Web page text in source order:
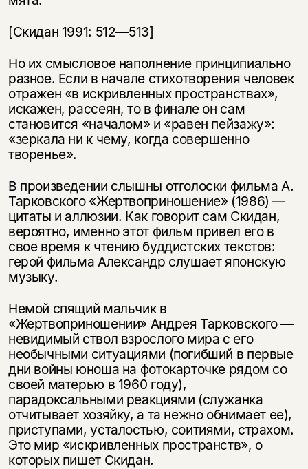
[Скидан 1991: 512—513]
Но их смысловое наполнение принципиально
разное. Если в начале стихотворения человек
отражен «в искривленных пространствах»,
искажен, рассеян, то в финале он сам
становится «началом» и «равен пейзажу»:
«зеркала ни к чему, когда совершенно
творенье».
В произведении слышны отголоски фильма А.
Тарковского «Жертвоприношение» (1986) —
цитаты и аллюзии. Как говорит сам Скидан,
вероятно, именно этот фильм привел его в
свое время к чтению буддистских текстов:
герой фильма Александр слушает японскую
музыку.
Немой спящий мальчик в
«Жертвоприношении» Андрея Тарковского —
невидимый ствол взрослого мира с его
необычными ситуациями (погибший в первые
дни войны юноша на фотокарточке рядом со
своей матерью в 1960 году),
парадоксальными реакциями (служанка
отчитывает хозяйку, а та нежно обнимает ее),
приступами, усталостью, соитиями, страхом.
Это мир «искривленных пространств», о
которых пишет Скидан.